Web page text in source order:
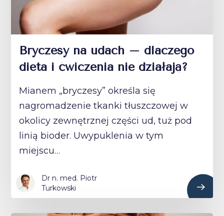
Bryczesy na udach – dlaczego
dieta i ćwiczenia nie działają?
Mianem „bryczesy” określa się
nagromadzenie tkanki tłuszczowej w
okolicy zewnętrznej części ud, tuż pod
linią bioder. Uwypuklenia w tym
miejscu…
Dr n. med. Piotr
Turkowski